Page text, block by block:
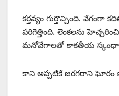
కర్తవ్యం గుర్తొచ్చింది. వేగంగా
పరిగెత్తింది. లెంకలను
మనోవేగాలతో కాకతీయ
కాని అప్పటికే జరగరాని ఘోరం